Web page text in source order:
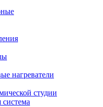
нагреватели
студии